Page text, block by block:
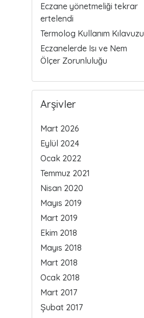
Eczane yönetmeliği tekrar
ertelendi
Termolog Kullanım Kılavuzu
Eczanelerde Isı ve Nem
Ölçer Zorunluluğu
Arşivler
Mart 2026
Eylül 2024
Ocak 2022
Temmuz 2021
Nisan 2020
Mayıs 2019
Mart 2019
Ekim 2018
Mayıs 2018
Mart 2018
Ocak 2018
Mart 2017
Şubat 2017